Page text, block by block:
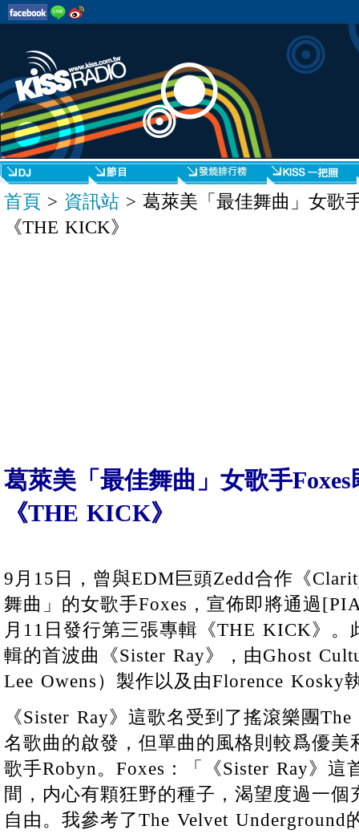
首頁 > 資訊站 > 葛萊美「最佳舞曲」女歌
《THE KICK》
葛萊美「最佳舞曲」女歌手
《THE KICK》
9月15日，曾與EDM巨頭Zedd合作《
舞曲」的女歌手Foxes，宣佈即將通過
月11日發行第三張專輯《THE KICK》。
輯的首波曲《Sister Ray》，由Ghost
Lee Owens）製作以及由Florence
《Sister Ray》這歌名受到了搖滾樂團
名歌曲的啟發，但單曲的風格則較爲優美
歌手Robyn。Foxes：「《Sister Ray》這
間，内心有顆狂野的種子，渴望度過一
自由。我參考了The Velvet Underground